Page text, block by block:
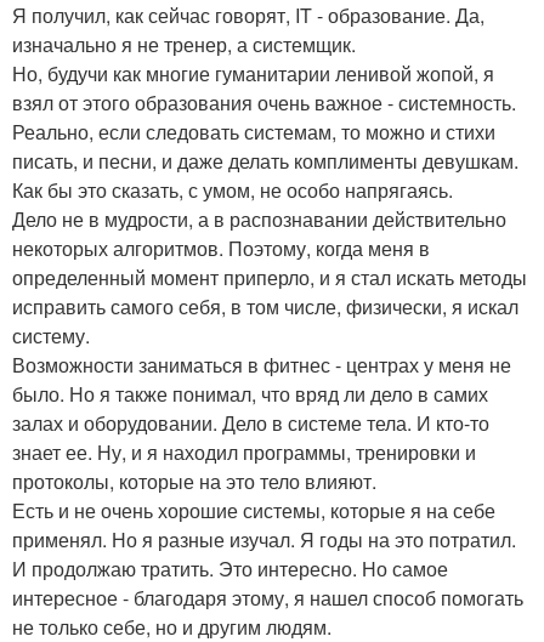
Я получил, как сейчас говорят, IT - образование. Да,
изначально я не тренер, а системщик.
Но, будучи как многие гуманитарии ленивой жопой, я
взял от этого образования очень важное - системность.
Реально, если следовать системам, то можно и стихи
писать, и песни, и даже делать комплименты девушкам.
Как бы это сказать, с умом, не особо напрягаясь.
Дело не в мудрости, а в распознавании действительно
некоторых алгоритмов. Поэтому, когда меня в
определенный момент приперло, и я стал искать методы
исправить самого себя, в том числе, физически, я искал
систему.
Возможности заниматься в фитнес - центрах у меня не
было. Но я также понимал, что вряд ли дело в самих
залах и оборудовании. Дело в системе тела. И кто-то
знает ее. Ну, и я находил программы, тренировки и
протоколы, которые на это тело влияют.
Есть и не очень хорошие системы, которые я на себе
применял. Но я разные изучал. Я годы на это потратил.
И продолжаю тратить. Это интересно. Но самое
интересное - благодаря этому, я нашел способ помогать
не только себе, но и другим людям.